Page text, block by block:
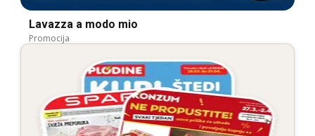
Lavazza a modo mio
Promocija